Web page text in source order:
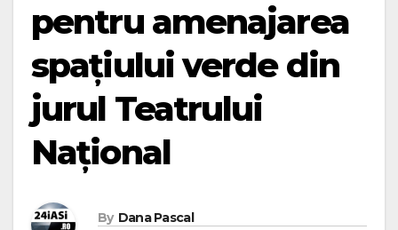
pentru amenajarea
spațiului verde din
jurul Teatrului
Național
By Dana Pascal